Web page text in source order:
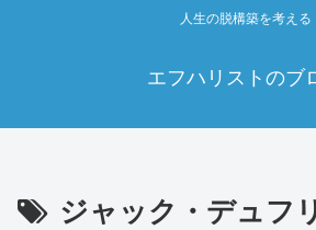
人生の脱構築を考える
エフハリストのブ
ジャック・デュフ